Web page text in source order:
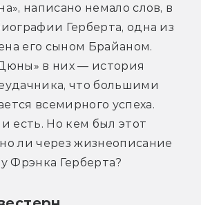
написано немало слов, в
Герберта, одна из
его сыном Брайаном.
в них — история
что большими
всемирного успеха.
есть. Но кем был этот
ли через жизнеописание